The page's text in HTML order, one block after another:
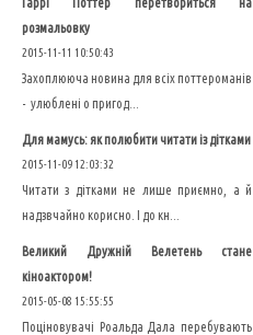
розмальовку
2015-11-11 10:50:43
Захоплююча новина для всіх поттероманів
- улюблені о пригод...
Для мамусь: як полюбити читати із дітками
2015-11-09 12:03:32
Читати з дітками не лише приємно, а й
надзвчайно корисно. І до кн...
Великий Дружній Велетень стане
кіноактором!
2015-05-08 15:55:55
Поціновувачі Роальда Дала перебувають